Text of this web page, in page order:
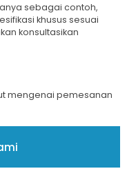
sebagai contoh,
khusus sesuai
konsultasikan
mengenai pemesanan